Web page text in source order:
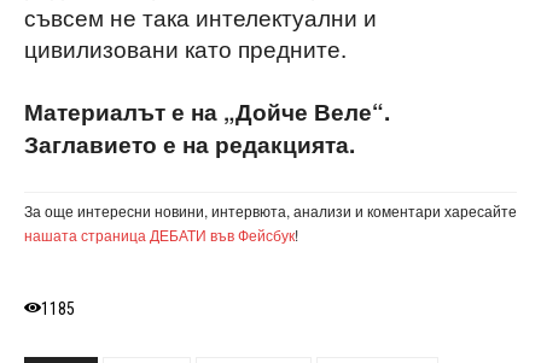
съвсем не така интелектуални и
цивилизовани като предните.
Материалът е на „Дойче Веле“.
Заглавието е на редакцията.
За още интересни новини, интервюта, анализи и коментари харесайте
нашата страница ДЕБАТИ във Фейсбук!
1185